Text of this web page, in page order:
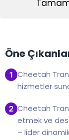
Öne
Cheetah
hizmetler
Cheetah
etmek ve
– lider